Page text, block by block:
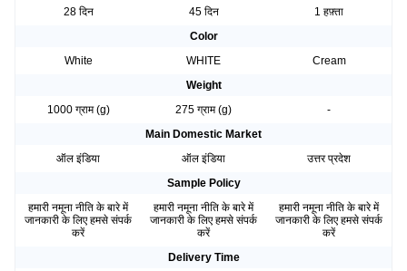
28 दिन
45 दिन
1 हफ़्ता
Color
White
WHITE
Cream
Weight
1000 ग्राम (g)
275 ग्राम (g)
-
Main Domestic Market
ऑल इंडिया
ऑल इंडिया
उत्तर प्रदेश
Sample Policy
हमारी नमूना नीति के बारे में
जानकारी के लिए हमसे संपर्क
करें
हमारी नमूना नीति के बारे में
जानकारी के लिए हमसे संपर्क
करें
हमारी नमूना नीति के बारे में
जानकारी के लिए हमसे संपर्क
करें
Delivery Time